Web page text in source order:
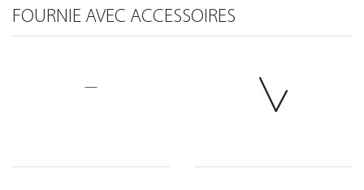
FOURNIE AVEC ACCESSOIRES
—